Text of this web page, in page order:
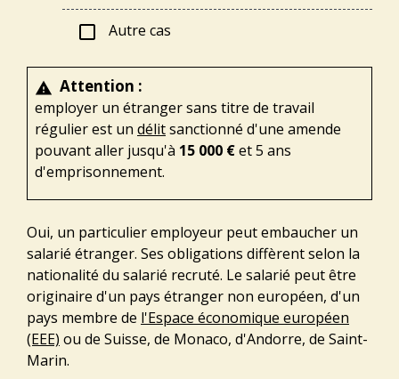
check_box_outline_blank Autre cas
warning Attention :
employer un étranger sans titre de travail
régulier est un délitsanctionné d'une amende
pouvant aller jusqu'à 15 000 €et 5 ans
d'emprisonnement.
Oui, un particulier employeur peut embaucher un
salarié étranger. Ses obligations diffèrent selon la
nationalité du salarié recruté. Le salarié peut être
originaire d'un pays étranger non européen, d'un
pays membre de l'Espace économique européen
(EEE) ou de Suisse, de Monaco, d'Andorre, de Saint-
Marin.